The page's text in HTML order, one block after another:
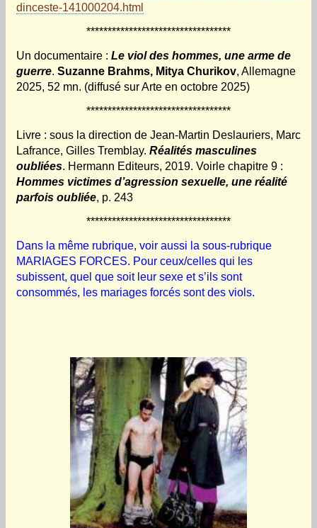
dinceste-141000204.html
**********************************
Un documentaire : Le viol des hommes, une arme de
guerre. Suzanne Brahms, Mitya Churikov, Allemagne
2025, 52 mn. (diffusé sur Arte en octobre 2025)
**********************************
Livre : sous la direction de Jean-Martin Deslauriers, Marc
Lafrance, Gilles Tremblay. Réalités masculines
oubliées. Hermann Editeurs, 2019. Voirle chapitre 9 :
Hommes victimes d’agression sexuelle, une réalité
parfois oubliée, p. 243
**********************************
Dans la même rubrique, voir aussi la sous-rubrique
MARIAGES FORCES. Pour ceux/celles qui les
subissent, quel que soit leur sexe et s’ils sont
consommés, les mariages forcés sont des viols.
.